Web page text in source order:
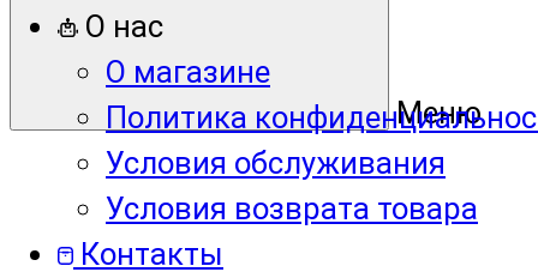
Меню
О нас
О магазине
Политика
Условия обслуживания
Условия возврата товара
Контакты